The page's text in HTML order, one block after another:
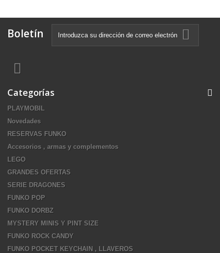
Boletín
Categorías
PLAYMOBIL
Novedades
RESERVAS FUNKO
Accesorios , armas y complementos
LEGO
GRANDES OFERTAS
SERIE DRAGONES
FUNKO POP
FUNKO DORBZ
MYSTERY MINIS Y PINT SIZE
FUNKO ROCK CANDY
FUNKO POCKET KEYCHAIN , LLAVEROS